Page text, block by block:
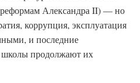
реформам Александра II) — но
коррупция, эксплуатация
и последние
школы продолжают их